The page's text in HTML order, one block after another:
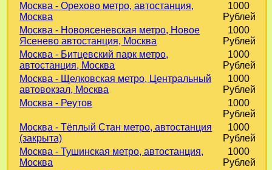
Москва - Орехово метро, автостанция,
Москва
1000
Рублей
Москва - Новоясеневская метро, Новое
Ясенево автостанция, Москва
1000
Рублей
Москва - Битцевский парк метро,
автостанция, Москва
1000
Рублей
Москва - Щелковская метро, Центральный
автовокзал, Москва
1000
Рублей
Москва - Реутов
1000
Рублей
Москва - Тёплый Стан метро, автостанция
(закрыта)
1000
Рублей
Москва - Тушинская метро, автостанция,
Москва
1000
Рублей